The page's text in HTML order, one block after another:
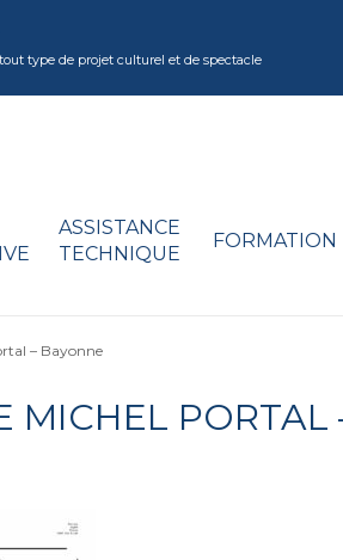
type de projet culturel et de spectacle
ASSISTANCE
TECHNIQUE
FORMATION
– Bayonne
MICHEL PORTAL